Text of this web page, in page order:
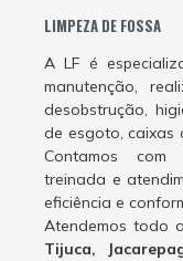
LIMPEZA DE FOSSA
A LF é
manutenção,
desobstrução,
de esgoto, caixas
Contamos com
treinada e
eficiência e
Atendemos todo
Tijuca,